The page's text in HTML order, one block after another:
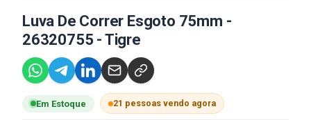
Luva De Correr Esgoto 75mm -
26320755 - Tigre
Em Estoque 21 pessoas vendo agora